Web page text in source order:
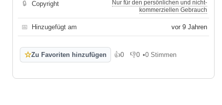
🔒 Copyright
Nur für den persönlichen und nicht-
kommerziellen Gebrauch
📅 Hinzugefügt am vor 9 Jahren
☆Zu Favoriten hinzufügen 👍0
Gefällt mir
👎0
Gefällt mir nicht
•0 Stimmen